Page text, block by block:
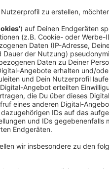
Der nordrhein-westfälische
erhalten können. Diese Ehre
zuteil. NRW-Ministerpräsident
auf Musik und Kultur in
Engagement" aus. Vor der
den Preis gesprochen und
engagieren und was das mit
Rampenlicht steht.
Anzeige